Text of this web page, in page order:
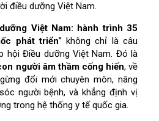
điều dưỡng Việt Nam.
Việt Nam: hành trình 35
phát triển” không chỉ là câu
hội Điều dưỡng Việt Nam. Đó là
người âm thầm cống hiến, về
đổi mới chuyên môn, nâng
người bệnh, và khẳng định vị
trong hệ thống y tế quốc gia.